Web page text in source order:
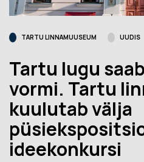
TARTU LINNAMUUSEUM UUDIS
Tartu lugu
vormi. Tartu
kuulutab välja
ideekonkursi